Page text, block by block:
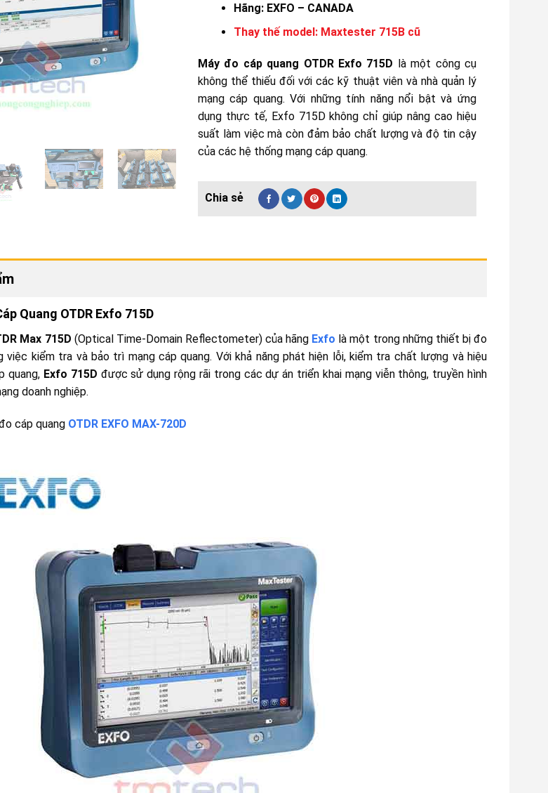
Hãng: EXFO – CANADA
Thay thế model: Maxtester 715B cũ
Máy đo cáp quang OTDR Exfo 715D là một công cụ
không thể thiếu đối với các kỹ thuật viên và nhà quản lý
mạng cáp quang. Với những tính năng nổi bật và ứng
dụng thực tế, Exfo 715D không chỉ giúp nâng cao hiệu
suất làm việc mà còn đảm bảo chất lượng và độ tin cậy
của các hệ thống mạng cáp quang.
Quang OTDR Exfo 715D
Max 715D (Optical Time-Domain Reflectometer) của hãng Exfo là một trong những thiết bị đo
việc kiểm tra và bảo trì mạng cáp quang. Với khả năng phát hiện lỗi, kiểm tra chất lượng và hiệu
quang, Exfo 715D được sử dụng rộng rãi trong các dự án triển khai mạng viễn thông, truyền hình
doanh nghiệp.
cáp quang OTDR EXFO MAX-720D